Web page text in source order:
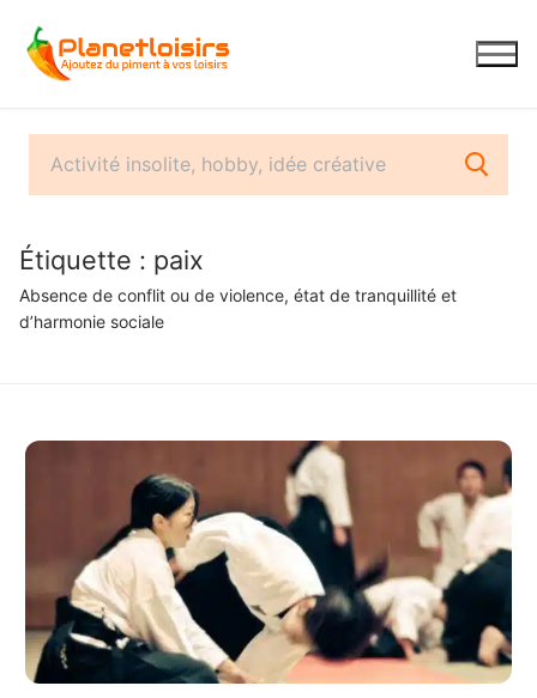
contenu
Étiquette : paix
Absence de conflit ou de violence, état de tranquillité et
d’harmonie sociale